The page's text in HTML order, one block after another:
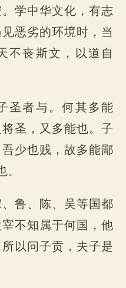
学中华文化，有志
恶劣的环境时，当
不丧斯文，以道自
圣者与。何其多能
圣，又多能也。子
少也贱，故多能鄙
鲁、陈、吴等国都
不知属于何国，他
以问子贡，夫子是